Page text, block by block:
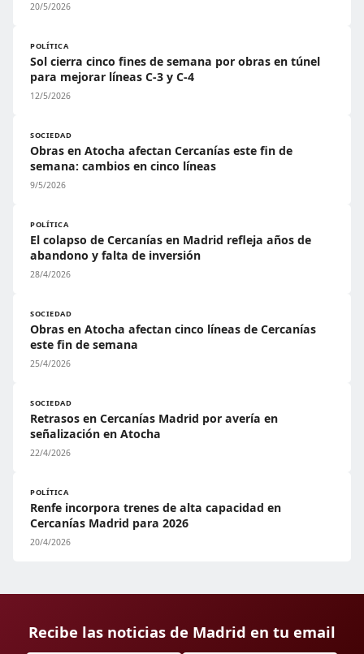
20/5/2026
POLÍTICA
Sol cierra cinco fines de semana por obras en túnel
para mejorar líneas C-3 y C-4
12/5/2026
SOCIEDAD
Obras en Atocha afectan Cercanías este fin de
semana: cambios en cinco líneas
9/5/2026
POLÍTICA
El colapso de Cercanías en Madrid refleja años de
abandono y falta de inversión
28/4/2026
SOCIEDAD
Obras en Atocha afectan cinco líneas de Cercanías
este fin de semana
25/4/2026
SOCIEDAD
Retrasos en Cercanías Madrid por avería en
señalización en Atocha
22/4/2026
POLÍTICA
Renfe incorpora trenes de alta capacidad en
Cercanías Madrid para 2026
20/4/2026
Recibe las noticias de Madrid en tu email